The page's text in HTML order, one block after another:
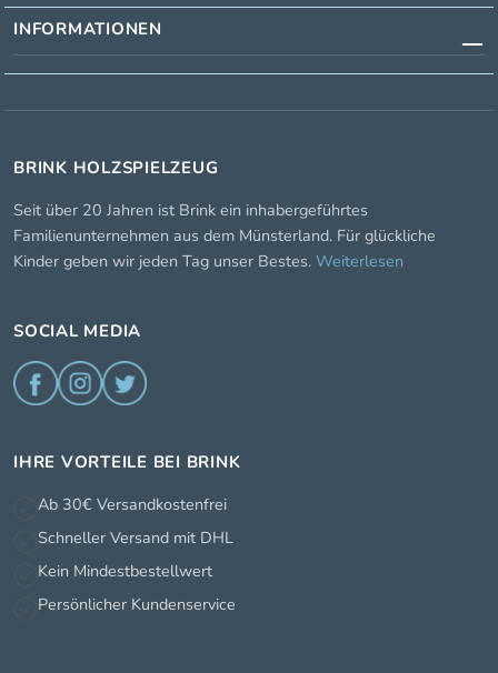
INFORMATIONEN
BRINK HOLZSPIELZEUG
Seit über 20 Jahren ist Brink ein inhabergeführtes
Familienunternehmen aus dem Münsterland. Für glückliche
Kinder geben wir jeden Tag unser Bestes. Weiterlesen
SOCIAL MEDIA
IHRE VORTEILE BEI BRINK
Ab 30€ Versandkostenfrei
Schneller Versand mit DHL
Kein Mindestbestellwert
Persönlicher Kundenservice